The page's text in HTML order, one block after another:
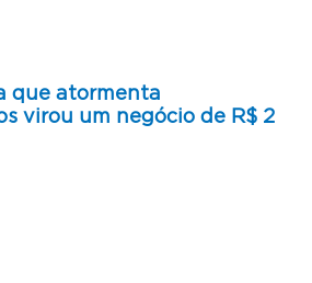
que atormenta
virou um negócio de R$ 2